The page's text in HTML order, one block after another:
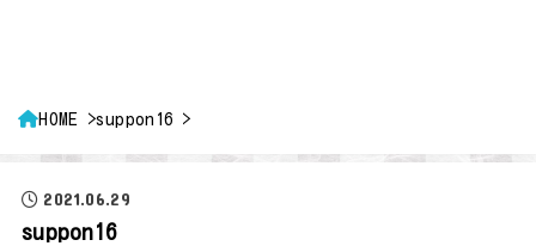
HOME suppon16
2021.06.29
suppon16